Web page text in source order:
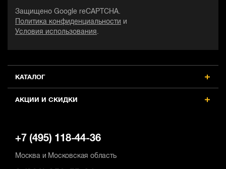
КАТАЛОГ
АКЦИИ И СКИДКИ
Защищено Google reCAPTCHA.
Политика конфиденциальности
и
Условия использования .
+7 (495) 118-44-36
Москва и Московская область